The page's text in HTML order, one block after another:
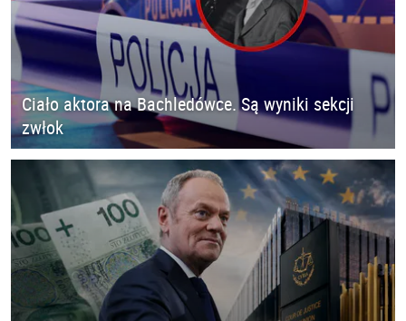
Ciało aktora na Bachledówce. Są wyniki sekcji
zwłok